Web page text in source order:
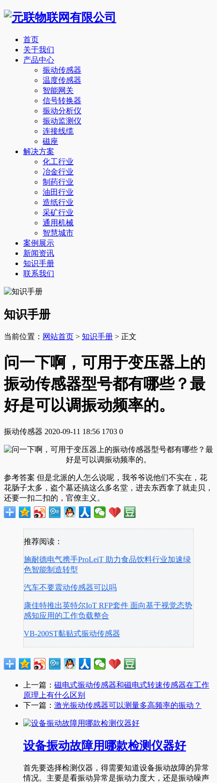
首页
关于我们
产品中心
振动传感器
温度传感器
智能网关
信号转换器
振动分析仪
振动监测仪
连接线缆
磁座
解决方案
化工行业
冶金行业
制药行业
油田行业
造纸行业
采矿行业
通用机械
智慧城市
案例展示
新闻资讯
知识手册
联系我们
知识手册
当前位置： 网站首页 > 知识手册 > 正文
问一下啊，可用于变压器上的
振动传感器型号都有哪些？最
好是可以调振动频率的。
振动传感器 2020-09-11 18:56 1703 0
参考答案 但是北派的人怎么说呢，我爷爷说他们不实在，花
花肠子太多，盗个墓还搞这么多名堂，进去东西拿了就走贝，
还要一扣二扣的，官僚主义。
推荐阅读：
施耐德电气携手ProLeiT 助力食品饮料行业加速绿
色智能制造转型
汽车不要震动传感器可以吗
康佳特推出英特尔IoT RFP套件 面向基于视觉态势
感知应用的工作负载整合
VB-200ST黏贴式振动传感器
上一篇： 磁电式振动传感器和磁电式转速传感器在工作
原理上有什么区别
下一篇： 激光振动传感器可以测量多高频率的振动？
设备振动故障用哪款检测仪器好
首先要选择检测仪器，得需要知道设备振动故障的异常
情况。主要是看振动异常是振动力度大，还是振动噪声